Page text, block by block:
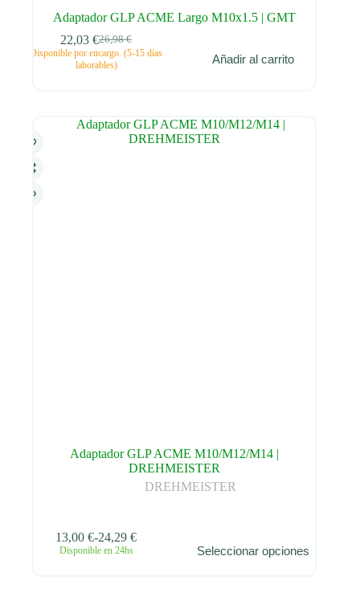
Adaptador GLP ACME Largo M10x1.5 | GMT
26,98€
El
precio
original
22,03€El
precio
actual
Disponible por encargo. (5-15 días
laborables)
Añadir al carrito
Adaptador GLP ACME M10/M12/M14 |
DREHMEISTER
DREHMEISTER
13,00€-24,29€
Rango
Disponible en 24hs Seleccionar opciones
producto